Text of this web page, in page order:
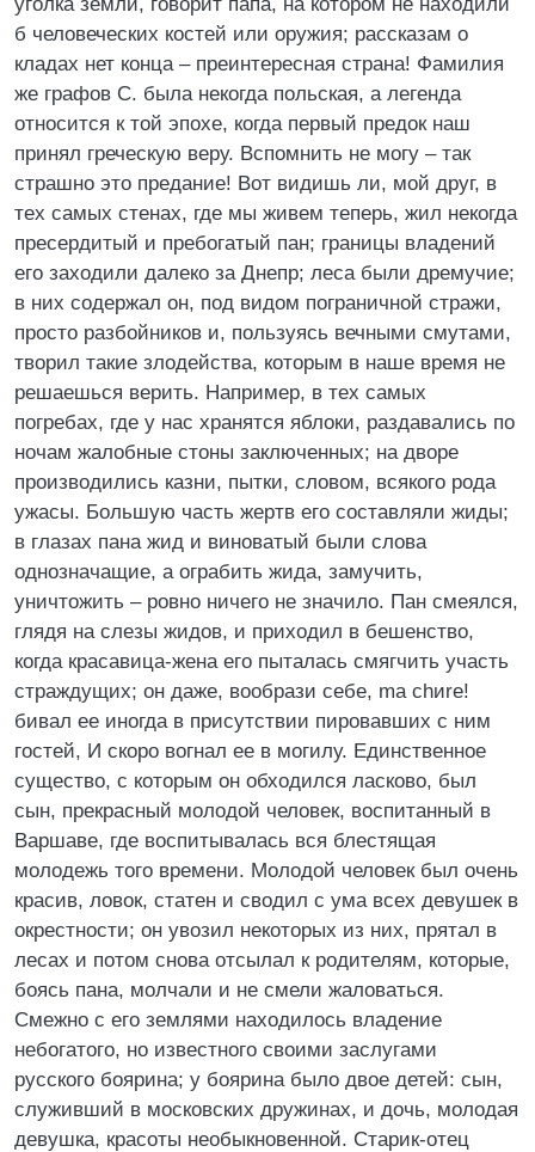
б человеческих костей или оружия; рассказам о
кладах нет конца – преинтересная страна! Фамилия
же графов С. была некогда польская, а легенда
относится к той эпохе, когда первый предок наш
принял греческую веру. Вспомнить не могу – так
страшно это предание! Вот видишь ли, мой друг, в
тех самых стенах, где мы живем теперь, жил некогда
пресердитый и пребогатый пан; границы владений
его заходили далеко за Днепр; леса были дремучие;
в них содержал он, под видом пограничной стражи,
просто разбойников и, пользуясь вечными смутами,
творил такие злодейства, которым в наше время не
решаешься верить. Например, в тех самых
погребах, где у нас хранятся яблоки, раздавались по
ночам жалобные стоны заключенных; на дворе
производились казни, пытки, словом, всякого рода
ужасы. Большую часть жертв его составляли жиды;
в глазах пана жид и виноватый были слова
однозначащие, а ограбить жида, замучить,
уничтожить – ровно ничего не значило. Пан смеялся,
глядя на слезы жидов, и приходил в бешенство,
когда красавица-жена его пыталась смягчить участь
страждущих; он даже, вообрази себе, ma chиre!
бивал ее иногда в присутствии пировавших с ним
гостей, И скоро вогнал ее в могилу. Единственное
существо, с которым он обходился ласково, был
сын, прекрасный молодой человек, воспитанный в
Варшаве, где воспитывалась вся блестящая
молодежь того времени. Молодой человек был очень
красив, ловок, статен и сводил с ума всех девушек в
окрестности; он увозил некоторых из них, прятал в
лесах и потом снова отсылал к родителям, которые,
боясь пана, молчали и не смели жаловаться.
Смежно с его землями находилось владение
небогатого, но известного своими заслугами
русского боярина; у боярина было двое детей: сын,
служивший в московских дружинах, и дочь, молодая
девушка, красоты необыкновенной. Старик-отец